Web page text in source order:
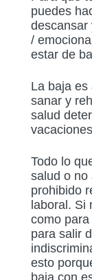
puedes
descansar
/
estar de
La baja es
sanar y
salud
Todo lo
salud o no
prohibido
laboral. Si
como
para salir
esto